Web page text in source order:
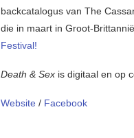
backcatalogus van The
die in maart in Groot-
Festival!
Death & Sex is digitaal en op
Website / Facebook